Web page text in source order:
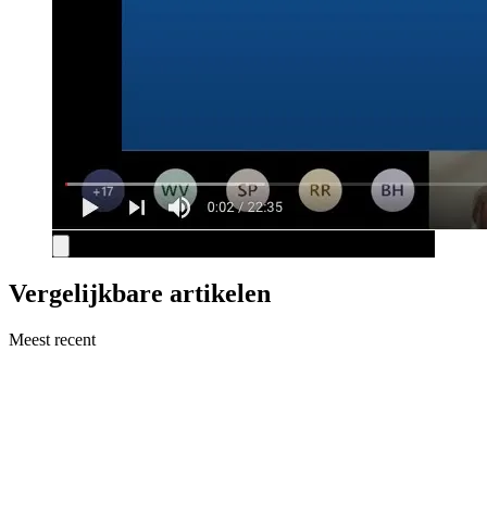
Vergelijkbare artikelen
Meest recent